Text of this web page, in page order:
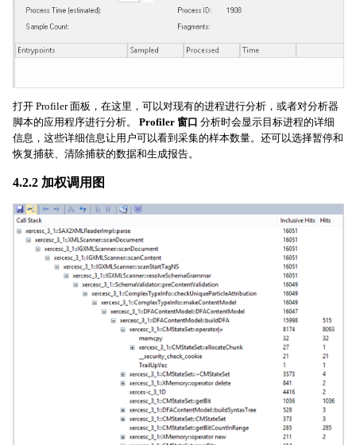
打开 Profiler 面板，在这里，可以对现有的进程进行分析，或者对分析器
脚本的应用程序进行分析。 Profiler 窗口 分析时会显示目标进程的详细
信息，这些详细信息让用户可以看到采集的样本数量。还可以选择暂停和
恢复捕获、清除捕获的数据和生成报告。
4.2.2 加权调用图